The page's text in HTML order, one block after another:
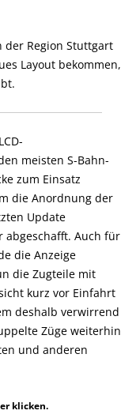
der Region Stuttgart
Layout bekommen,
meisten S-Bahn-
zum Einsatz
die Anordnung der
Update
Auch für
die Anzeige
die Zugteile mit
kurz vor Einfahrt
deshalb verwirrend
Züge weiterhin
und anderen
klicken.